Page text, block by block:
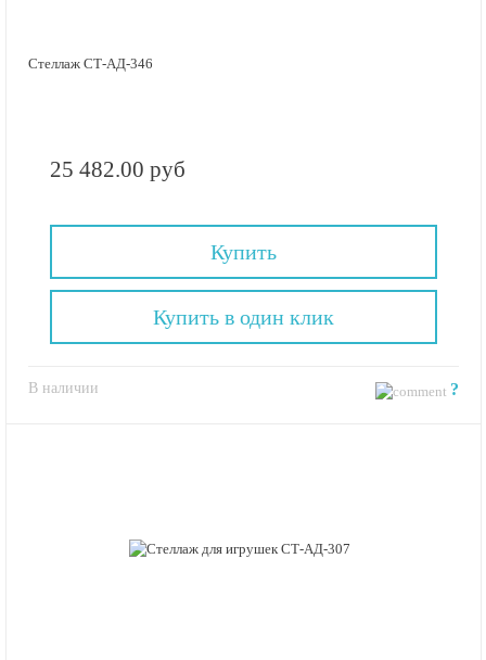
Стеллаж СТ-АД-346
25 482.00 руб
Купить
В наличии ?
Купить в один клик